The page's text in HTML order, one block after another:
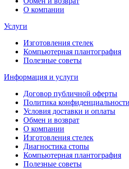
О компании
Услуги
Изготовления стелек
Компьютерная плантография
Полезные советы
Информация и услуги
Договор публичной оферты
Политика конфиденциальности
Условия доставки и оплаты
Обмен и возврат
О компании
Изготовления стелек
Диагностика стопы
Компьютерная плантография
Полезные советы